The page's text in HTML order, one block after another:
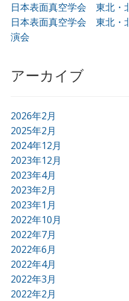
日本表面真空学会 東北・
日本表面真空学会 東北
演会
アーカイブ
2026年2月
2025年2月
2024年12月
2023年12月
2023年4月
2023年2月
2023年1月
2022年10月
2022年7月
2022年6月
2022年4月
2022年3月
2022年2月